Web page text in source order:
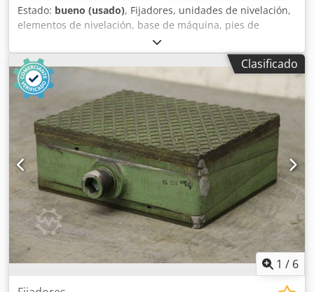
Estado: bueno (usado), Fijadores, unidades de nivelación,
elementos de nivelación, base de máquina, pies de
máquina, zapatas de nivelación, cimentación de máquina,
zapata de nivelación, zapata de cuña, soporte de máquina,
pie de nivelación, elementos de resorte -Fabricante: Air Loc
Schrepfer, elementos niveladores 4 piezas para máquinas
herramienta y sistemas -Tipo: GLV 150 Dedpov Rmmyjfx
Adqokr -Altura: 30 mm -Precio: completo -Dimensiones
cada una: 145/145/H30 mm -Peso 1,7 kg/pieza
Clasificado
1 / 6